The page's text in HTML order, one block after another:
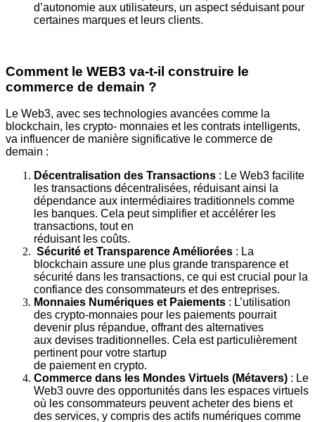
d’autonomie aux utilisateurs, un aspectséduisant pour
certaines marques et leurs clients.
Comment le WEB3 va-t-il construire le
commerce de demain ?
Le Web3, avec ses technologies avancées comme la
blockchain, les crypto- monnaies et les contrats intelligents,
va influencer de manière significative le commerce de
demain :
Décentralisation des Transactions : Le Web3 facilite
les transactions décentralisées, réduisant ainsi la
dépendance aux intermédiaires traditionnels comme
les banques. Cela peut simplifier et accélérer les
transactions, tout en
réduisant les coûts.
Sécurité et Transparence Améliorées : La
blockchain assure une plus grande transparence et
sécurité dans les transactions, ce qui est crucial pour la
confiance des consommateurs et des entreprises.
Monnaies Numériques et Paiements : L’utilisation
des crypto-monnaies pour les paiements pourrait
devenir plus répandue, offrant des alternatives
aux devises traditionnelles. Cela est particulièrement
pertinent pour votre startup
de paiement en crypto.
Commerce dans les Mondes Virtuels (Métavers) : Le
Web3 ouvre des opportunités dans les espaces virtuels
où les consommateurs peuvent acheter des biens et
des services, y compris des actifs numériques comme